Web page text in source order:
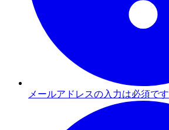
メールアドレスの入力は必須です